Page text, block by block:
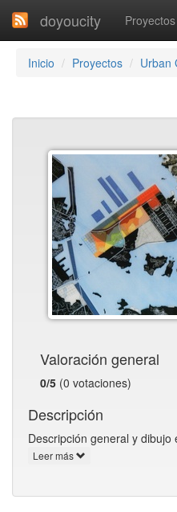
doyoucity Proyectos
Inicio Proyectos Urban
Valoración general
0/5 (0 votaciones)
Descripción
Descripción general y
Leer más